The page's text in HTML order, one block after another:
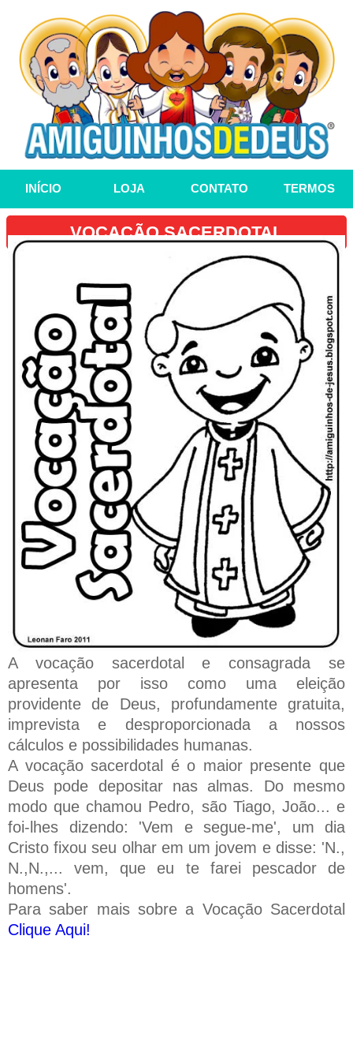
INÍCIO LOJA CONTATO TERMOS
VOCAÇÃO SACERDOTAL
A vocação sacerdotal e consagrada se
apresenta por isso como uma eleição
providente de Deus, profundamente gratuita,
imprevista e desproporcionada a nossos
cálculos e possibilidades humanas.
A vocação sacerdotal é o maior presente que
Deus pode depositar nas almas. Do mesmo
modo que chamou Pedro, são Tiago, João... e
foi-lhes dizendo: 'Vem e segue-me', um dia
Cristo fixou seu olhar em um jovem e disse: 'N.,
N.,N.,... vem, que eu te farei pescador de
homens'.
Para saber mais sobre a Vocação Sacerdotal
Clique Aqui!